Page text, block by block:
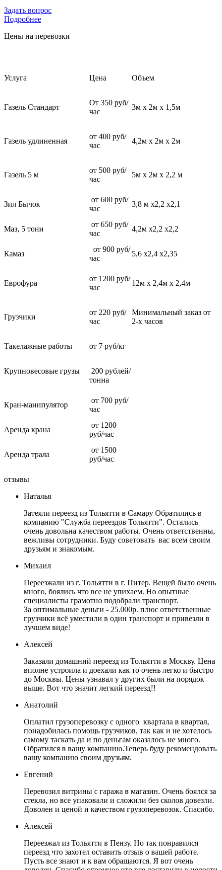
Задать вопрос
Подробнее
Цены на перевозки
Услуга Цена Объем
Газель Стандарт
От 350 руб/
час
3м х 2м х 1,5м
Газель удлиненная
от 400 руб/
час
4,2м х 2м х 2м
Газель 5 м
от 500 руб/
час
5м х 2м х 2,2 м
Зил Бычок
от 600 руб/
час
3,8 м х2,2 х2,1
Маз, 5 тонн
от 650 руб/
час
4,2м х2,2 х2,2
Камаз
от 900 руб/
час
5,6 х2,4 х2,35
Еврофура
от 1200 руб/
час
12м х 2,4м х 2,4м
Грузчики
от 220 руб/
час
Минимальный заказ от
2-х часов
Такелажные работы от 7 руб/кг
Крупновесовые грузы
200 рублей/
тонна
Кран-манипулятор
от 700 руб/
час
Аренда крана
от 1200
руб/час
Аренда трала
от 1500
руб/час
отзывы
Наталья
Затеяли переезд из Тольятти в Самару Обратились в
компанию "Служба переездов Тольятти". Остались
очень довольна качеством работы. Очень ответственны,
вежливы сотрудники. Буду советовать вас всем своим
друзьям и знакомым.
Михаил
Переезжали из г. Тольятти в г. Питер. Вещей было очень
много, боялись что все не упихаем. Но опытные
специалисты грамотно подобрали транспорт.
За оптимальные деньги - 25.000р. плюс ответственные
грузчики всё уместили в один транспорт и привезли в
лучшем виде!
Алексей
Заказали домашний переезд из Тольятти в Москву. Цена
вполне устроила и доехали как то очень легко и быстро
до Москвы. Цены узнавал у других были на порядок
выше. Вот что значит легкий переезд!!
Анатолий
Оплатил грузоперевозку с одного квартала в квартал,
понадобилась помощь грузчиков, так как и не хотелось
самому таскать да и по деньгам оказалось не много.
Обратился в вашу компанию.Теперь буду рекомендовать
вашу компанию своим друзьям.
Евгений
Перевозил витрины с гаража в магазин. Очень боялся за
стекла, но все упаковали и сложили без сколов довезли.
Доволен и ценой и качеством грузоперевозок. Спасибо.
Алексей
Переезжал из Тольятти в Пензу. Но так понравился
переезд что захотел оставить отзыв о вашей работе.
Пусть все знают и к вам обращаются. Я вот очень